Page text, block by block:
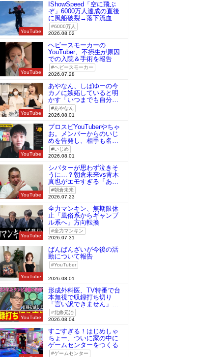
YouTube
IShowSpeed「空に飛ぶ
ぞ」6000万人達成の直後
に風船破裂→落下流血
6000万人
2026.08.02
YouTube
ヘビースモーカーの
YouTuber、不摂生が原因
での入院＆手術を報告
ヘビースモーカー
2026.07.28
YouTube
あやなん、しばゆーの今
カノに嫉妬していると明
かす「いつまでも自分の
ものみたいに…」
あやなん
2026.08.01
YouTube
プロスピYouTuberやちゃ
お。メンバーからのいじ
めを告発し、相手も名指
しで批判
いじめ
2026.08.01
YouTube
シバターが思わず泣きそ
うに…？朝倉未来vs青木
真也がエモすぎる「あの
時の桜庭和志は今の青木
真也」
朝倉未来
2026.07.23
YouTube
全力マンキン、無期限休
止「風俗系からギャンブ
ル系へ」方向転換
全力マンキン
2026.07.31
YouTube
ばんばんざいが今後の活
動について報告
YouTuber
2026.08.01
YouTube
形成外科医、TV特番で台
本無視で収録打ち切り
「言い訳できません」と
謝罪北條元治
2026.08.04
すごすぎる！はじめしゃ
ちょー、ついに家の中に
ゲームセンターをつくる
ゲームセンター